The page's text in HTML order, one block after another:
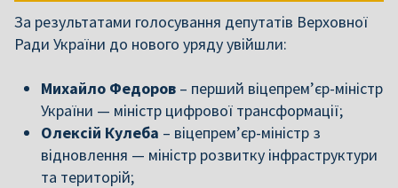
За результатами голосування депутатів Верховної
Ради України до нового уряду увійшли:
Михайло Федоров – перший віцепрем’єр-міністр
України — міністр цифрової трансформації;
Олексій Кулеба – віцепрем’єр-міністр з
відновлення — міністр розвитку інфраструктури
та територій;